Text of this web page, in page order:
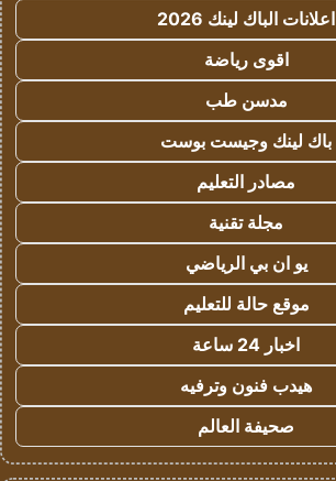
اعلانات الباك لينك 2026
اقوى رياضة
مدسن طب
باك لينك وجيست بوست
مصادر التعليم
مجلة تقنية
يو ان بي الرياضي
موقع حالة للتعليم
اخبار 24 ساعة
هيدب فنون وترفيه
صحيفة العالم